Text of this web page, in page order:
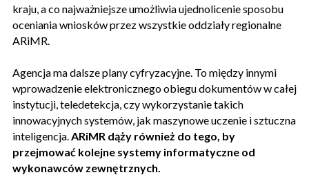
kraju, a co najważniejsze umożliwia ujednolicenie sposobu
oceniania wniosków przez wszystkie oddziały regionalne
ARiMR.
Agencja ma dalsze plany cyfryzacyjne. To między innymi
wprowadzenie elektronicznego obiegu dokumentów w całej
instytucji, teledetekcja, czy wykorzystanie takich
innowacyjnych systemów, jak maszynowe uczenie i sztuczna
inteligencja. ARiMR dąży również do tego, by
przejmować kolejne systemy informatyczne od
wykonawców zewnętrznych.